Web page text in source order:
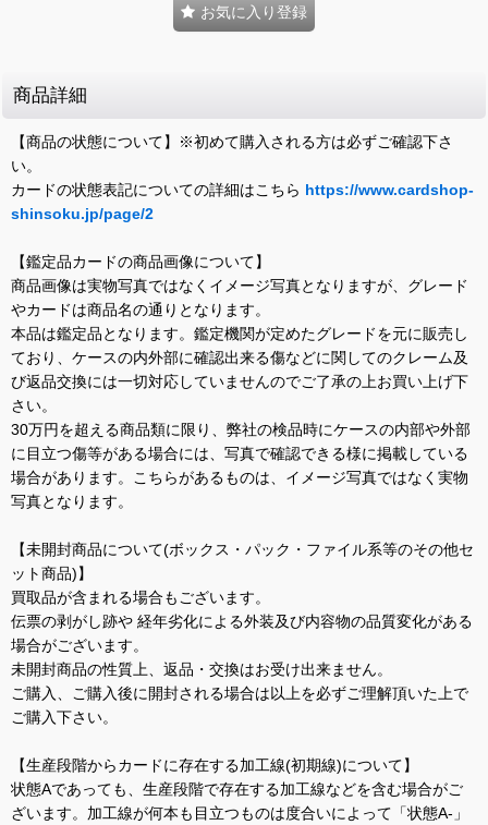
お気に入り登録
商品詳細
【商品の状態について】※初めて購入される方は必ずご確認下さ
い。
カードの状態表記についての詳細はこちら https://www.cardshop-
shinsoku.jp/page/2
【鑑定品カードの商品画像について】
商品画像は実物写真ではなくイメージ写真となりますが、グレード
やカードは商品名の通りとなります。
本品は鑑定品となります。鑑定機関が定めたグレードを元に販売し
ており、ケースの内外部に確認出来る傷などに関してのクレーム及
び返品交換には一切対応していませんのでご了承の上お買い上げ下
さい。
30万円を超える商品類に限り、弊社の検品時にケースの内部や外部
に目立つ傷等がある場合には、写真で確認できる様に掲載している
場合があります。こちらがあるものは、イメージ写真ではなく実物
写真となります。
【未開封商品について(ボックス・パック・ファイル系等のその他セ
ット商品)】
買取品が含まれる場合もございます。
伝票の剥がし跡や 経年劣化による外装及び内容物の品質変化がある
場合がございます。
未開封商品の性質上、返品・交換はお受け出来ません。
ご購入、ご購入後に開封される場合は以上を必ずご理解頂いた上で
ご購入下さい。
【生産段階からカードに存在する加工線(初期線)について】
状態Aであっても、生産段階で存在する加工線などを含む場合がご
ざいます。加工線が何本も目立つものは度合いによって「状態A-」